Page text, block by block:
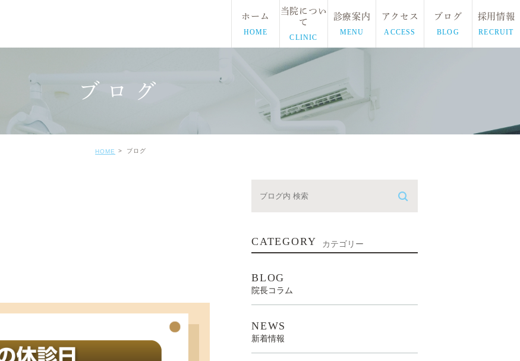
ホーム
HOME
当院につい
て
CLINIC
診療案内
MENU
アクセス
ACCESS
ブログ
BLOG
採用情報
RECRUIT
ブログ
HOME ブログ
CATEGORY カテゴリー
BLOG
院長コラム
NEWS
新着情報